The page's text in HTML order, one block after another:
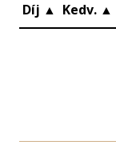
Díj ▲ Kedv. ▲